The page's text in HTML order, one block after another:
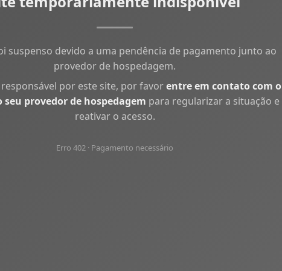
suspenso devido a uma pendência de pagamento junto ao
provedor de hospedagem.
responsável por este site, por favorentre em contato com o
seu provedor de hospedagem para regularizar a situação e
reativar o acesso.
Erro 402 · Pagamento necessário